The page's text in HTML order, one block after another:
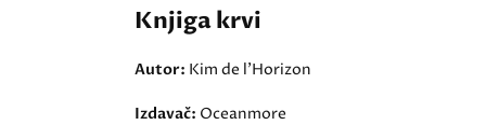
Knjiga krvi
Autor: Kim de l'Horizon
Izdavač: Oceanmore